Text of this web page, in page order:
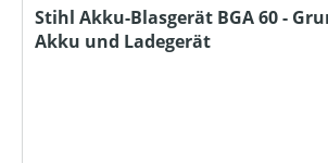
Stihl Akku-Blasgerät BGA 60 -
Akku und Ladegerät